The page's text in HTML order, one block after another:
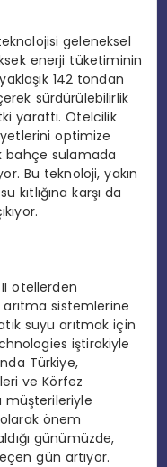
geleneksel
enerji tüketiminin
142 tondan
sürdürülebilirlik
yarattı. Otelcilik
optimize
bahçe sulamada
Bu teknoloji, yakın
kıtlığına karşı da
otellerden
arıtma sistemlerine
suyu arıtmak için
iştirakiyle
Türkiye,
ve Körfez
müşterileriyle
önem
günümüzde,
gün artıyor.